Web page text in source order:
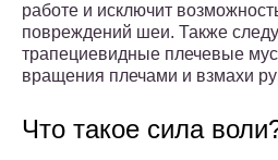
работе и исключит
повреждений шеи. Также
трапециевидные плечевые
вращения плечами и взмахи
Что такое сила